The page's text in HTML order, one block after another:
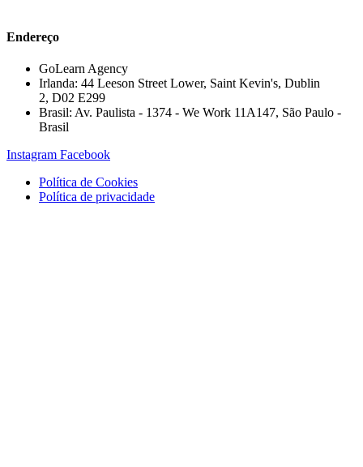
Endereço
GoLearn Agency
Irlanda: 44 Leeson Street Lower, Saint Kevin's, Dublin
2, D02 E299
Brasil: Av. Paulista - 1374 - We Work 11A147, São Paulo -
Brasil
Instagram Facebook
Política de Cookies
Política de privacidade